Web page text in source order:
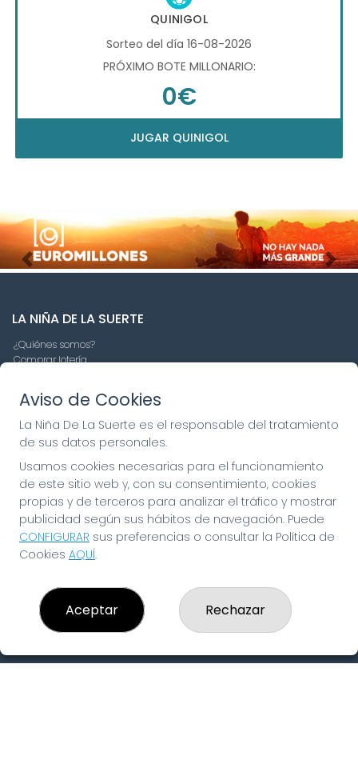
QUINIGOL
Sorteo del día 16-08-2026
PRÓXIMO BOTE MILLONARIO:
0€
JUGAR QUINIGOL
Imagen anterior
LA NIÑA DE LA SUERTE
¿Quiénes somos?
Comprar lotería
Contacto
Empresas
Compra en SELAE
Peñas
Boletos digitales
Acceso
Registro
CONTACTO
ADMINISTRACION DE LOTERIAS: 19-FUENLABRADA -
RECEPTOR OFICIAL: 97910
pedidos@laninadelasuerte.es
CASTILLA LA NUEVA, 12
Fuenlabrada, 28941
Aviso de Cookies
La Niña De La Suerte es el responsable del tratamiento
de sus datos personales.
Usamos cookies necesarias para el funcionamiento
de este sitio web y, con su consentimiento, cookies
propias y de terceros para analizar el tráfico y mostrar
publicidad según sus hábitos de navegación. Puede
CONFIGURAR sus preferencias o consultar la Política de
Cookies AQUÍ.
Aceptar Rechazar